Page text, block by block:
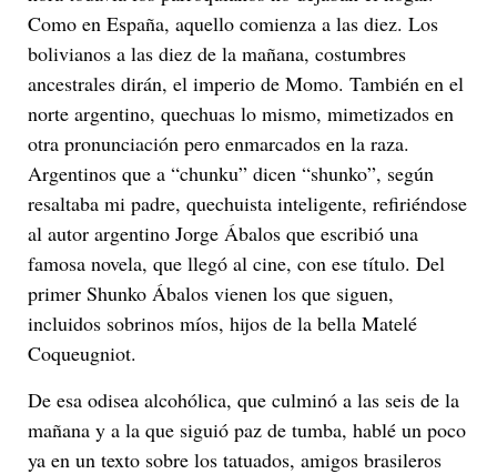
Como en España, aquello comienza a las diez. Los
bolivianos a las diez de la mañana, costumbres
ancestrales dirán, el imperio de Momo. También en el
norte argentino, quechuas lo mismo, mimetizados en
otra pronunciación pero enmarcados en la raza.
Argentinos que a “chunku” dicen “shunko”, según
resaltaba mi padre, quechuista inteligente, refiriéndose
al autor argentino Jorge Ábalos que escribió una
famosa novela, que llegó al cine, con ese título. Del
primer Shunko Ábalos vienen los que siguen,
incluidos sobrinos míos, hijos de la bella Matelé
Coqueugniot.
De esa odisea alcohólica, que culminó a las seis de la
mañana y a la que siguió paz de tumba, hablé un poco
ya en un texto sobre los tatuados, amigos brasileros